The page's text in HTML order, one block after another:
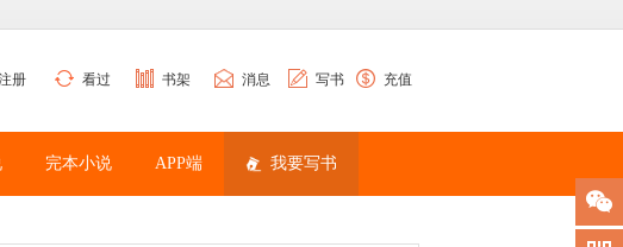
册 看过 书架 消息 写书 充值
完本小说 APP端 我要写书